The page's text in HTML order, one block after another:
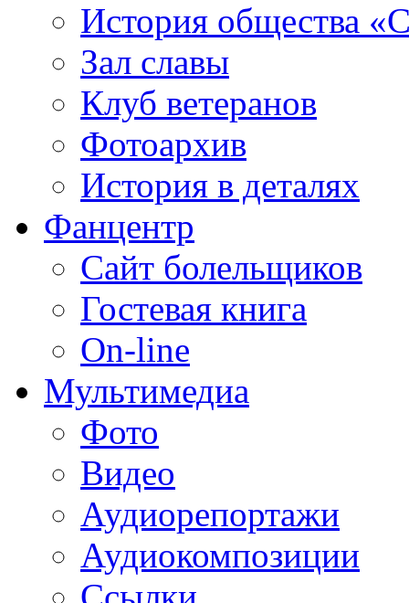
История общества
Зал славы
Клуб ветеранов
Фотоархив
История в деталях
Фанцентр
Сайт болельщиков
Гостевая книга
On-line
Мультимедиа
Фото
Видео
Аудиорепортажи
Аудиокомпозиции